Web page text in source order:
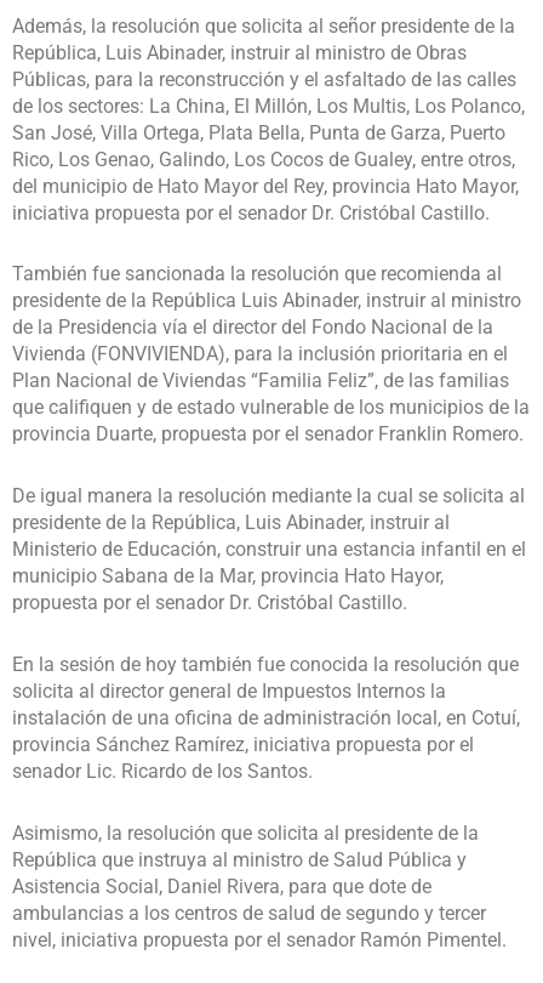
Además, la resolución que solicita al señor presidente de la
República, Luis Abinader, instruir al ministro de Obras
Públicas, para la reconstrucción y el asfaltado de las calles
de los sectores: La China, El Millón, Los Multis, Los Polanco,
San José, Villa Ortega, Plata Bella, Punta de Garza, Puerto
Rico, Los Genao, Galindo, Los Cocos de Gualey, entre otros,
del municipio de Hato Mayor del Rey, provincia Hato Mayor,
iniciativa propuesta por el senador Dr. Cristóbal Castillo.
También fue sancionada la resolución que recomienda al
presidente de la República Luis Abinader, instruir al ministro
de la Presidencia vía el director del Fondo Nacional de la
Vivienda (FONVIVIENDA), para la inclusión prioritaria en el
Plan Nacional de Viviendas “Familia Feliz”, de las familias
que califiquen y de estado vulnerable de los municipios de la
provincia Duarte, propuesta por el senador Franklin Romero.
De igual manera la resolución mediante la cual se solicita al
presidente de la República, Luis Abinader, instruir al
Ministerio de Educación, construir una estancia infantil en el
municipio Sabana de la Mar, provincia Hato Hayor,
propuesta por el senador Dr. Cristóbal Castillo.
En la sesión de hoy también fue conocida la resolución que
solicita al director general de Impuestos Internos la
instalación de una oficina de administración local, en Cotuí,
provincia Sánchez Ramírez, iniciativa propuesta por el
senador Lic. Ricardo de los Santos.
Asimismo, la resolución que solicita al presidente de la
República que instruya al ministro de Salud Pública y
Asistencia Social, Daniel Rivera, para que dote de
ambulancias a los centros de salud de segundo y tercer
nivel, iniciativa propuesta por el senador Ramón Pimentel.